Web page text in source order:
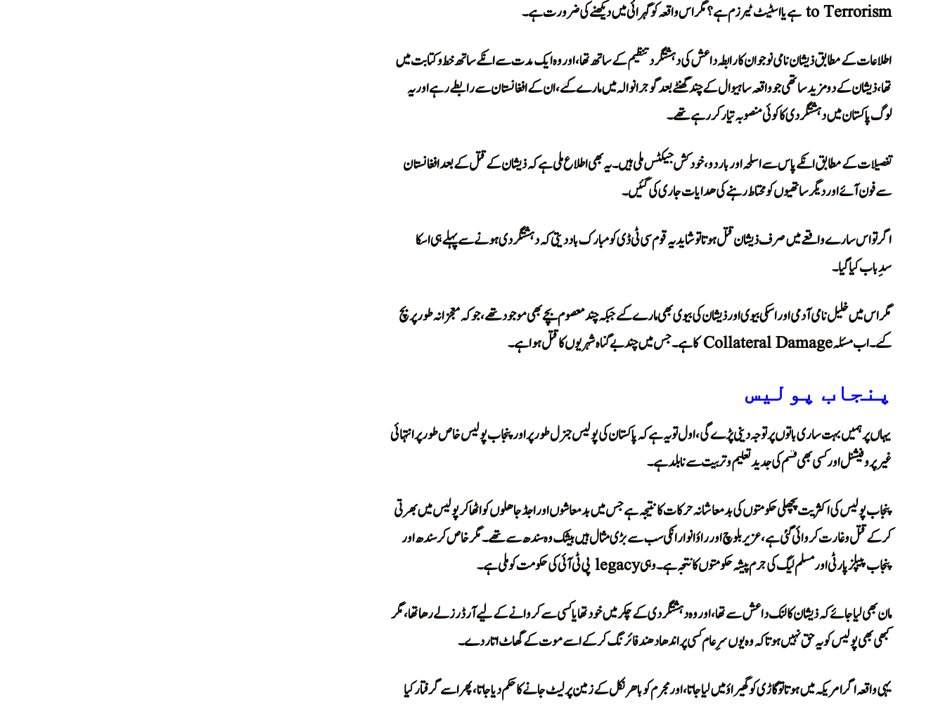
to Terrorism ہے یا اسٹیٹ ٹیرزم ہے؟
مگراس واقعہ کو گہرائی میں دیکھنے کی ضرورت ہے۔
اطلاعات کے مطابق ذیشان نامی نوجوان کا رابطہ داعش کی دہشتگرد تنظیم کے ساتھ تھا، اور وہ ایک مدت سے انکے ساتھ خط و کتابت میں
تھا، ذیشان کے دو مزید ساتھی جو واقعہ ساہیوال کے چند گھنٹے بعد گوجرانوالہ میں مارے گئے، ان کے افغانستان سے رابطے رہے اور یہ
لوگ پاکستان میں دہشتگردی کا کوئی منصوبہ تیار کررہے تھے۔
تفصیلات کے مطابق انکے پاس سے اسلحہ اور باردو، خودکش جیکٹس ملی ہیں۔ یہ بھی اطلاع ملی ہے کہ ذیشان کے قتل کے بعد افغانستان
سے فون آئے اور دیگر ساتھیوں کو محتاط رہنے کی ھدایات جاری کی گئیں۔
اگر تو اس سارے واقعے میں صرف ذیشان قتل ہوتا تو شاید یہ قوم سی ٹی ڈی کو مبارک باد دیتی کہ دہشتگردی ہونے سے پہلے ہی اسکا
سدِباب کیا گیا۔
مگر اس میں خلیل نامی آدمی اور اسکی بیوی اور ذیشان کی بیوی بھی مارے گئے جبکہ چند معصوم بچے بھی موجود تھے، جوکہ معجزانہ طور پر بچ
گئے۔ اب مسئلہ Collateral Damage کا ہے۔ جس میں چند بے گناہ شہریوں کا قتل ہوا ہے۔
پنجاب پولیس
یہاں پر ہمیں بہت ساری باتوں پر توجہ دینی پڑے گی، اول تو یہ ہے کہ پاکستان کی پولیس جنرل طور پر اور پنجاب پولیس خاص طور پر انتہائی
غیرپروفیشنل اور کسی بھی قسم کی جدید تعلیم و تربیت سے نابلد ہے۔
پنجاب پولیس کی اکثریت پچھلی حکومتوں کی بدمعاشانہ حرکات کا نتیجہ ہے جس میں بدمعاشوں اور اجڈ جاھلوں کو اٹھا کر پولیس میں بھرتی
کر کے قتل و غارت کروائی گئی ہے، عزیربلوچ اور راؤ انوار انکی سب سے بڑی مثال ہیں بیشک وہ سندھ سے تھے۔ مگر خاص کر سندھ اور
پنجاب پیپلزپارٹی اور مسلم لیگ کی جرم پیشہ حکومتوں کا نتجہ ہے۔ وہی legacy پی ٹی آئی کی حکومت کو ملی ہے۔
مان بھی لیا جائے کہ ذیشان کا لنک داعش سے تھا، اور وہ دہشتگردی کے چکر میں خود تھا یا کسی سے کروانے کے لیے آرڈرز لے رھا تھا، مگر
کبھی بھی پولیس کو یہ حق نہیں ہوتا کہ وہ یوں سرِ عام کسی پر اندھادھند فائرنگ کر کے اسے موت کے گھاٹ اتار دے۔
یہی واقعہ اگر امریکہ میں ہوتا تو گاڑی کو گھیراؤ میں لیا جاتا، اور مجرم کو باھر نکل کے زمین پر لیٹ جانے کا حکم دیا جاتا، پھر اسے گرفتار کیا